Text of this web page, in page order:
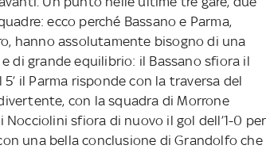
ecco perché Bassano e Parma,
hanno assolutamente bisogno di una
di grande equilibrio: il Bassano sfiora il
il Parma risponde con la traversa del
con la squadra di Morrone
sfiora di nuovo il gol dell’1-0 per
una bella conclusione di Grandolfo che